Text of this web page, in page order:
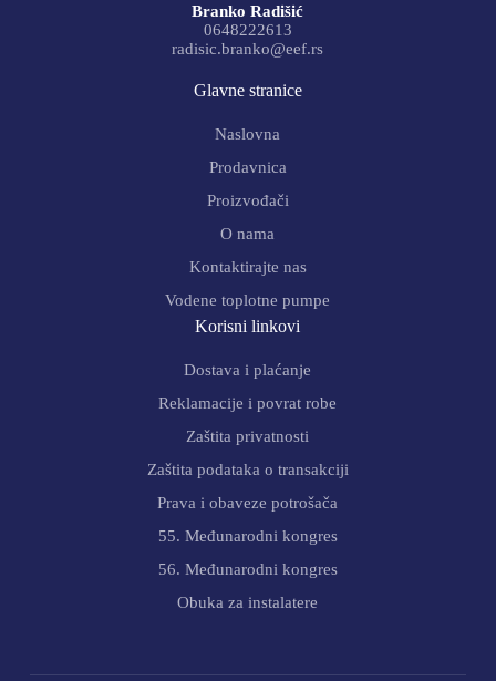
Branko Radišić
0648222613
radisic.branko@eef.rs
Glavne stranice
Naslovna
Prodavnica
Proizvođači
O nama
Kontaktirajte nas
Vodene toplotne pumpe
Korisni linkovi
Dostava i plaćanje
Reklamacije i povrat robe
Zaštita privatnosti
Zaštita podataka o transakciji
Prava i obaveze potrošača
55. Međunarodni kongres
56. Međunarodni kongres
Obuka za instalatere